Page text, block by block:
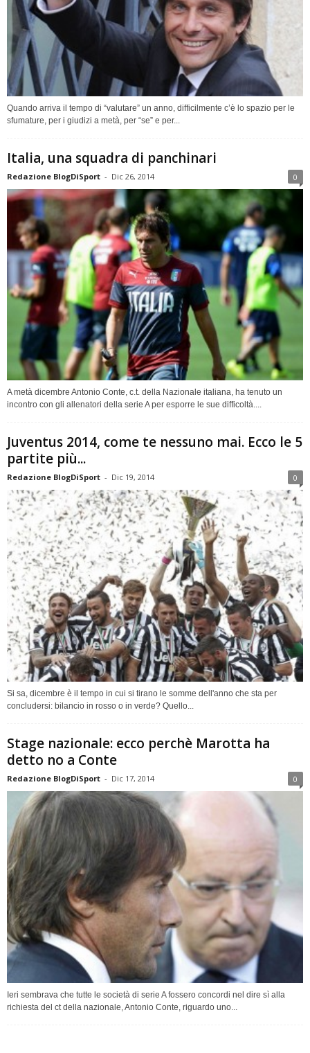
Quando arriva il tempo di “valutare” un anno, difficilmente c’è lo spazio per le
sfumature, per i giudizi a metà, per “se” e per...
Italia, una squadra di panchinari
Redazione BlogDiSport - Dic 26, 2014 0
A metà dicembre Antonio Conte, c.t. della Nazionale italiana, ha tenuto un
incontro con gli allenatori della serie A per esporre le sue difficoltà....
Juventus 2014, come te nessuno mai. Ecco le 5
partite più...
Redazione BlogDiSport - Dic 19, 2014 0
Si sa, dicembre è il tempo in cui si tirano le somme dell'anno che sta per
concludersi: bilancio in rosso o in verde? Quello...
Stage nazionale: ecco perchè Marotta ha
detto no a Conte
Redazione BlogDiSport - Dic 17, 2014 0
Ieri sembrava che tutte le società di serie A fossero concordi nel dire sì alla
richiesta del ct della nazionale, Antonio Conte, riguardo uno...